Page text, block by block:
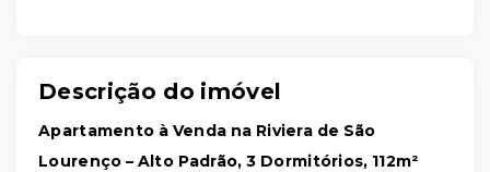
Descrição do imóvel
Apartamento à Venda na Riviera de São
Lourenço – Alto Padrão, 3 Dormitórios, 112m²